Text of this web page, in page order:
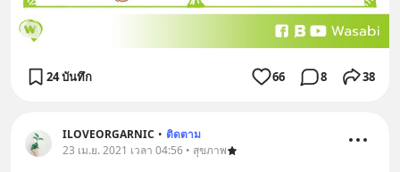
24 บันทึก 66 8 38
ILOVEORGARNIC • ติดตาม
23 เม.ย. 2021 เวลา 04:56 • สุขภาพ